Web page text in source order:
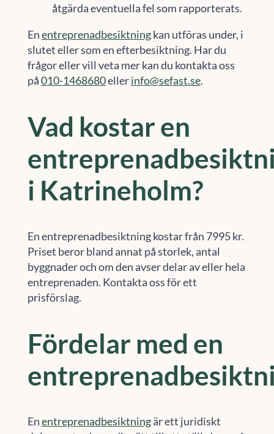
åtgärda eventuella fel som rapporterats.
Enentreprenadbesiktningkan utföras under, i
slutet eller som en efterbesiktning. Har du
frågor eller vill veta mer kan du kontakta oss
på010-1468680ellerinfo@sefast.se.
Vad kostar en
i Katrineholm?
En entreprenadbesiktning kostar från 7995 kr.
Priset beror bland annat på storlek, antal
byggnader och om den avser delar av eller hela
entreprenaden. Kontakta oss för ett
prisförslag.
Fördelar med en
Enentreprenadbesiktningär ett juridiskt